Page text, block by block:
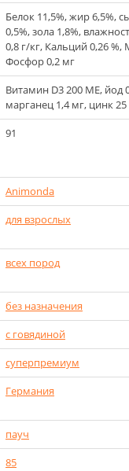
Белок 11,5%, жир 6,5%,
0,5%, зола 1,8%,
0,8 г/кг, Кальций 0,26 %,
Фосфор 0,2 мг
Витамин D3 200 ME, йод
марганец 1,4 мг, цинк
91
Animonda
для взрослых
всех пород
без назначения
с говядиной
суперпремиум
Германия
пауч
85